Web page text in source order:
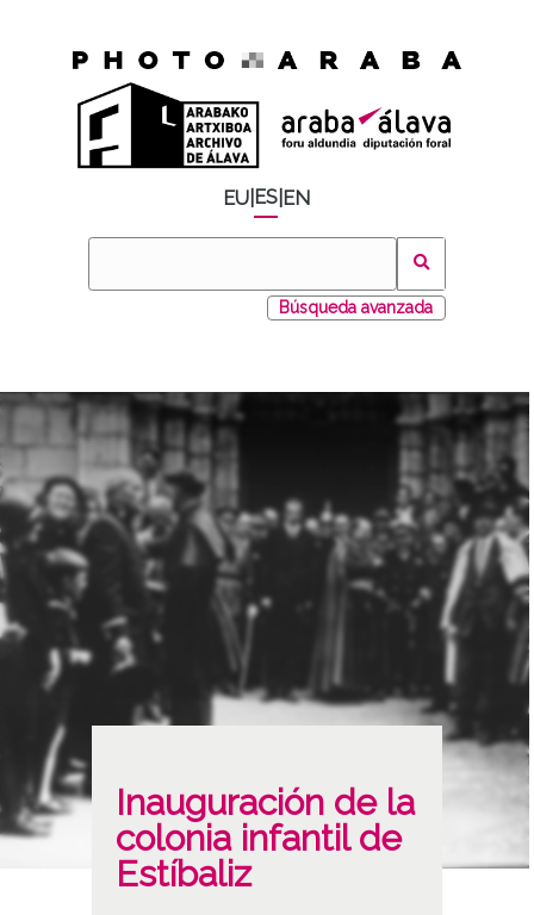
EU ES EN
Búsqueda avanzada
Inauguración de la
colonia infantil de
Estíbaliz